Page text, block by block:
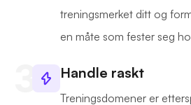
treningsmerket ditt og
en måte som fester seg
Handle raskt
Treningsdomener er